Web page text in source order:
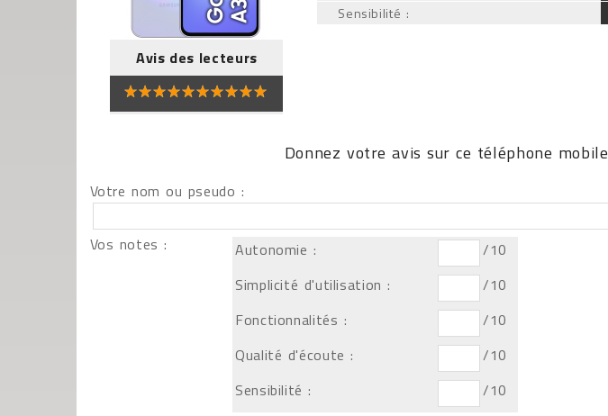
Avis des lecteurs
Sensibilité :
Donnez votre avis sur ce téléphone mobile
Votre nom ou pseudo :
Vos notes : Autonomie :
/10
Simplicité d'utilisation :
/10
Fonctionnalités :
/10
Qualité d'écoute :
/10
Sensibilité :
/10